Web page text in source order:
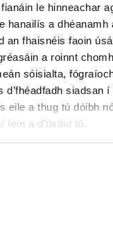
le hinneachar
hanailís a dhéanamh
an fhaisnéis faoin
a roinnt
sóisialta,
d’fhéadfadh siadsan í
eile a thug tú dóibh
féin a d'úsáid tú.